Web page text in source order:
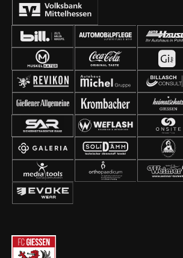
Unterstützung bei der Umsetzung der
unserer Geschäftsstelle!🙏🏼
#waldstadion #renovierung #fcgiessen
#aufgehtsgiessen #fußballzuhause